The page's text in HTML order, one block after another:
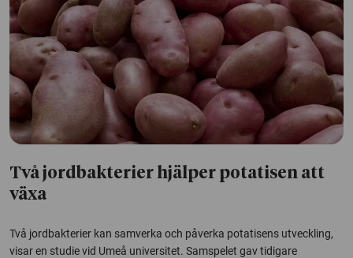
Två jordbakterier hjälper potatisen att
växa
Två jordbakterier kan samverka och påverka potatisens utveckling,
visar en studie vid Umeå universitet. Samspelet gav tidigare